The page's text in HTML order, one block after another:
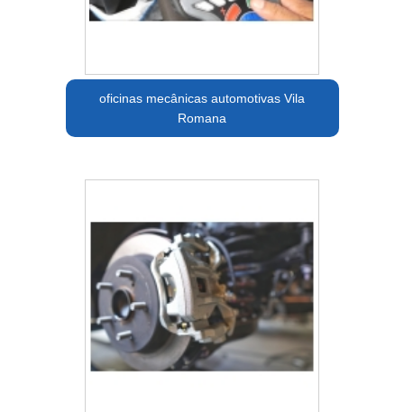
oficinas mecânicas automotivas Vila
Romana